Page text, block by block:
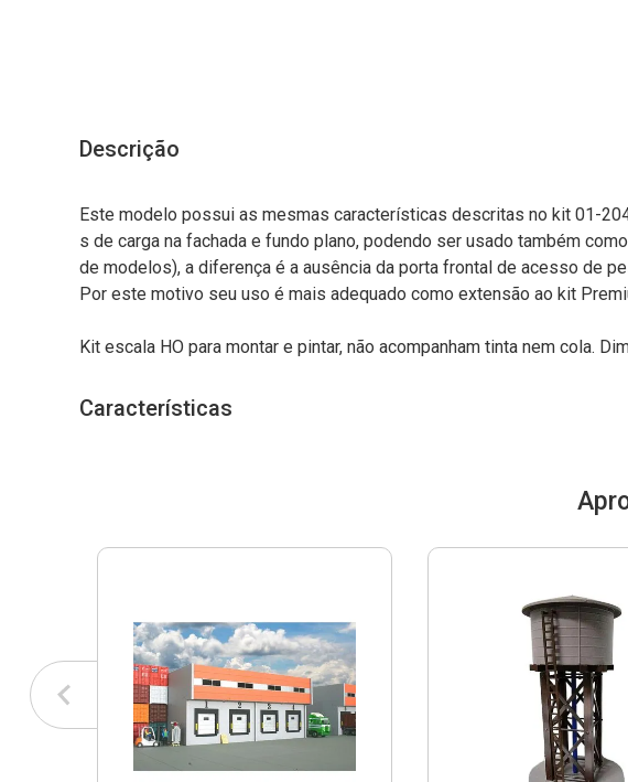
Descrição
Este modelo possui as mesmas características descritas no kit 01-
s de carga na fachada e fundo plano, podendo ser usado também
de modelos), a diferença é a ausência da porta frontal de acesso de
Por este motivo seu uso é mais adequado como extensão ao kit
Kit escala HO para montar e pintar, não acompanham tinta nem cola.
Características